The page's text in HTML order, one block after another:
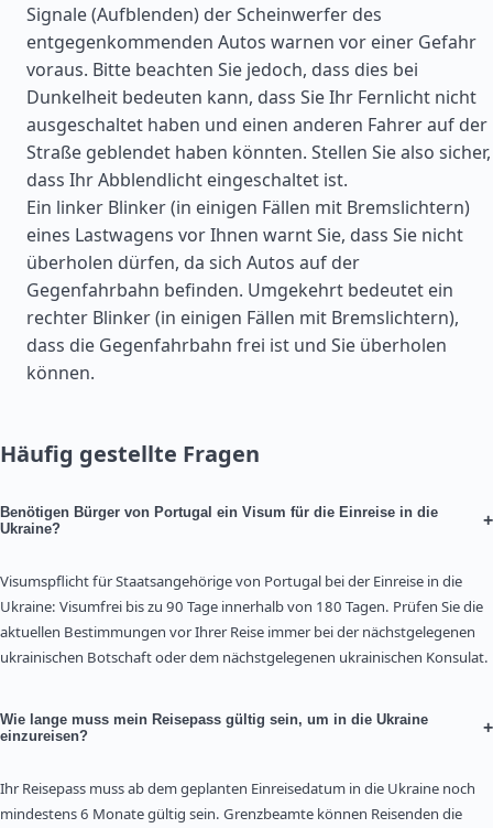
Signale (Aufblenden) der Scheinwerfer des
entgegenkommenden Autos warnen vor einer Gefahr
voraus. Bitte beachten Sie jedoch, dass dies bei
Dunkelheit bedeuten kann, dass Sie Ihr Fernlicht nicht
ausgeschaltet haben und einen anderen Fahrer auf der
Straße geblendet haben könnten. Stellen Sie also sicher,
dass Ihr Abblendlicht eingeschaltet ist.
Ein linker Blinker (in einigen Fällen mit Bremslichtern)
eines Lastwagens vor Ihnen warnt Sie, dass Sie nicht
überholen dürfen, da sich Autos auf der
Gegenfahrbahn befinden. Umgekehrt bedeutet ein
rechter Blinker (in einigen Fällen mit Bremslichtern),
dass die Gegenfahrbahn frei ist und Sie überholen
können.
Häufig gestellte Fragen
Benötigen Bürger von Portugal ein Visum für die Einreise in die
Ukraine?
+
Visumspflicht für Staatsangehörige von Portugal bei der Einreise in die
Ukraine: Visumfrei bis zu 90 Tage innerhalb von 180 Tagen. Prüfen Sie die
aktuellen Bestimmungen vor Ihrer Reise immer bei der nächstgelegenen
ukrainischen Botschaft oder dem nächstgelegenen ukrainischen Konsulat.
Wie lange muss mein Reisepass gültig sein, um in die Ukraine
einzureisen?
+
Ihr Reisepass muss ab dem geplanten Einreisedatum in die Ukraine noch
mindestens 6 Monate gültig sein. Grenzbeamte können Reisenden die